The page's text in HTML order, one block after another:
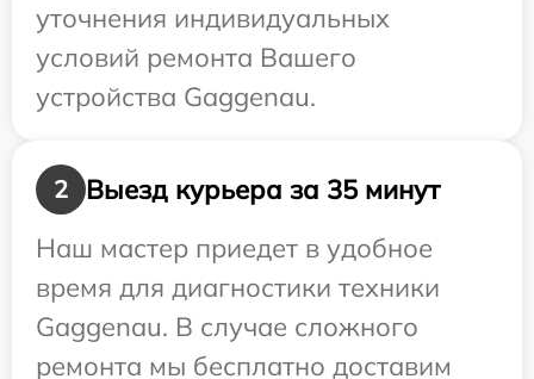
уточнения индивидуальных
условий ремонта Вашего
устройства Gaggenau.
2
Выезд курьера за 35 минут
Наш мастер приедет в удобное
время для диагностики техники
Gaggenau. В случае сложного
ремонта мы бесплатно доставим